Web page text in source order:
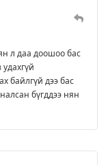
л даа доошоо бас
байлгүй дээ бас
бүгддээ нян